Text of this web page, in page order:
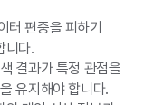
편중을 피하기
니다.
결과가 특정 관점을
유지해야 합니다.